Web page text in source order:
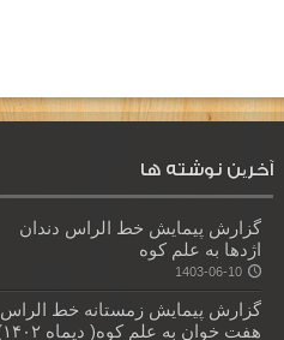
آخرین نوشته ها
گزارش پیمایش خط الراس دندان
اژدها به علم کوه
1403-06-10
گزارش پیمایش زمستانه خط الراس
هفت خوان به علم کوه( دیماه ۱۴۰۲)